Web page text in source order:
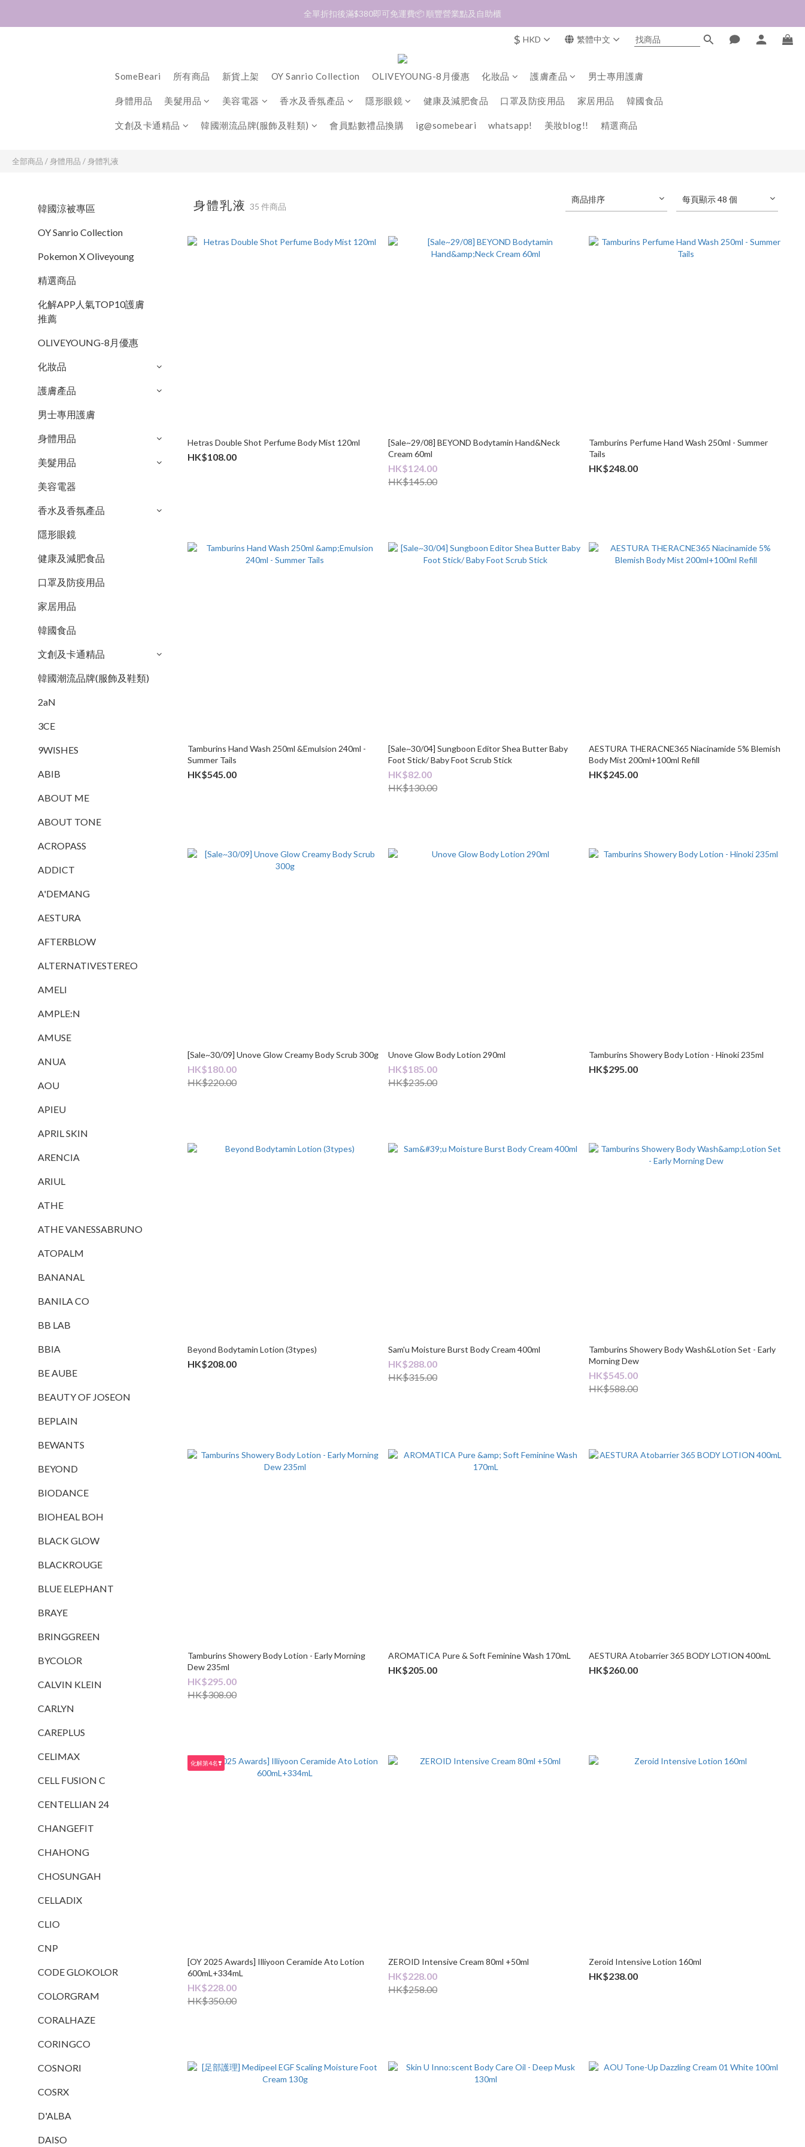
加入會員❤️生日月首天送$30 💛商品可郵寄至澳門🇲🇴及台灣🇹🇼
全單折扣後滿$380即可免運費📦 順豐營業點及自助櫃
加入會員❤️生日月首天送$30 💛商品可郵寄至澳門🇲🇴及台灣🇹🇼
$ HKD 繁體中文
SomeBeari 所有商品 新貨上架 OY Sanrio Collection OLIVEYOUNG-8月優惠 化妝品 護膚產品 男士專用護膚
身體用品 美髮用品 美容電器 香水及香氛產品 隱形眼鏡 健康及減肥食品 口罩及防疫用品 家居用品 韓國食品
文創及卡通精品 韓國潮流品牌(服飾及鞋類) 會員點數禮品換購 ig@somebeari whatsapp! 美妝blog!! 精選商品
全部商品 /身體用品 /身體乳液
韓國涼被專區
OY Sanrio Collection
Pokemon X Oliveyoung
精選商品
化解APP人氣TOP10護膚
推薦
OLIVEYOUNG-8月優惠
化妝品
護膚產品
男士專用護膚
身體用品
美髮用品
美容電器
香水及香氛產品
隱形眼鏡
健康及減肥食品
口罩及防疫用品
家居用品
韓國食品
文創及卡通精品
韓國潮流品牌(服飾及鞋類)
2aN
3CE
9WISHES
ABIB
ABOUT ME
ABOUT TONE
ACROPASS
ADDICT
A'DEMANG
AESTURA
AFTERBLOW
ALTERNATIVESTEREO
AMELI
AMPLE:N
AMUSE
ANUA
AOU
APIEU
APRIL SKIN
ARENCIA
ARIUL
ATHE
ATHE VANESSABRUNO
ATOPALM
BANANAL
BANILA CO
BB LAB
BBIA
BE AUBE
BEAUTY OF JOSEON
BEPLAIN
BEWANTS
BEYOND
BIODANCE
BIOHEAL BOH
BLACK GLOW
BLACKROUGE
BLUE ELEPHANT
BRAYE
BRINGGREEN
BYCOLOR
CALVIN KLEIN
CARLYN
CAREPLUS
CELIMAX
CELL FUSION C
CENTELLIAN 24
CHANGEFIT
CHAHONG
CHOSUNGAH
CELLADIX
CLIO
CNP
CODE GLOKOLOR
COLORGRAM
CORALHAZE
CORINGCO
COSNORI
COSRX
D'ALBA
DAISO
身體乳液35 件商品
商品排序 每頁顯示 48 個
Hetras Double Shot Perfume Body Mist 120ml
HK$108.00
[Sale~29/08] BEYOND Bodytamin Hand&Neck
Cream 60ml
HK$124.00
HK$145.00
Tamburins Perfume Hand Wash 250ml - Summer
Tails
HK$248.00
Tamburins Hand Wash 250ml &Emulsion 240ml -
Summer Tails
HK$545.00
[Sale~30/04] Sungboon Editor Shea Butter Baby
Foot Stick/ Baby Foot Scrub Stick
HK$82.00
HK$130.00
AESTURA THERACNE365 Niacinamide 5% Blemish
Body Mist 200ml+100ml Refill
HK$245.00
[Sale~30/09] Unove Glow Creamy Body Scrub 300g
HK$180.00
HK$220.00
Unove Glow Body Lotion 290ml
HK$185.00
HK$235.00
Tamburins Showery Body Lotion - Hinoki 235ml
HK$295.00
Beyond Bodytamin Lotion (3types)
HK$208.00
Sam'u Moisture Burst Body Cream 400ml
HK$288.00
HK$315.00
Tamburins Showery Body Wash&Lotion Set - Early
Morning Dew
HK$545.00
HK$588.00
Tamburins Showery Body Lotion - Early Morning
Dew 235ml
HK$295.00
HK$308.00
AROMATICA Pure & Soft Feminine Wash 170mL
HK$205.00
AESTURA Atobarrier 365 BODY LOTION 400mL
HK$260.00
化解第4名❣️
[OY 2025 Awards] Illiyoon Ceramide Ato Lotion
600mL+334mL
HK$228.00
HK$350.00
ZEROID Intensive Cream 80ml +50ml
HK$228.00
HK$258.00
Zeroid Intensive Lotion 160ml
HK$238.00